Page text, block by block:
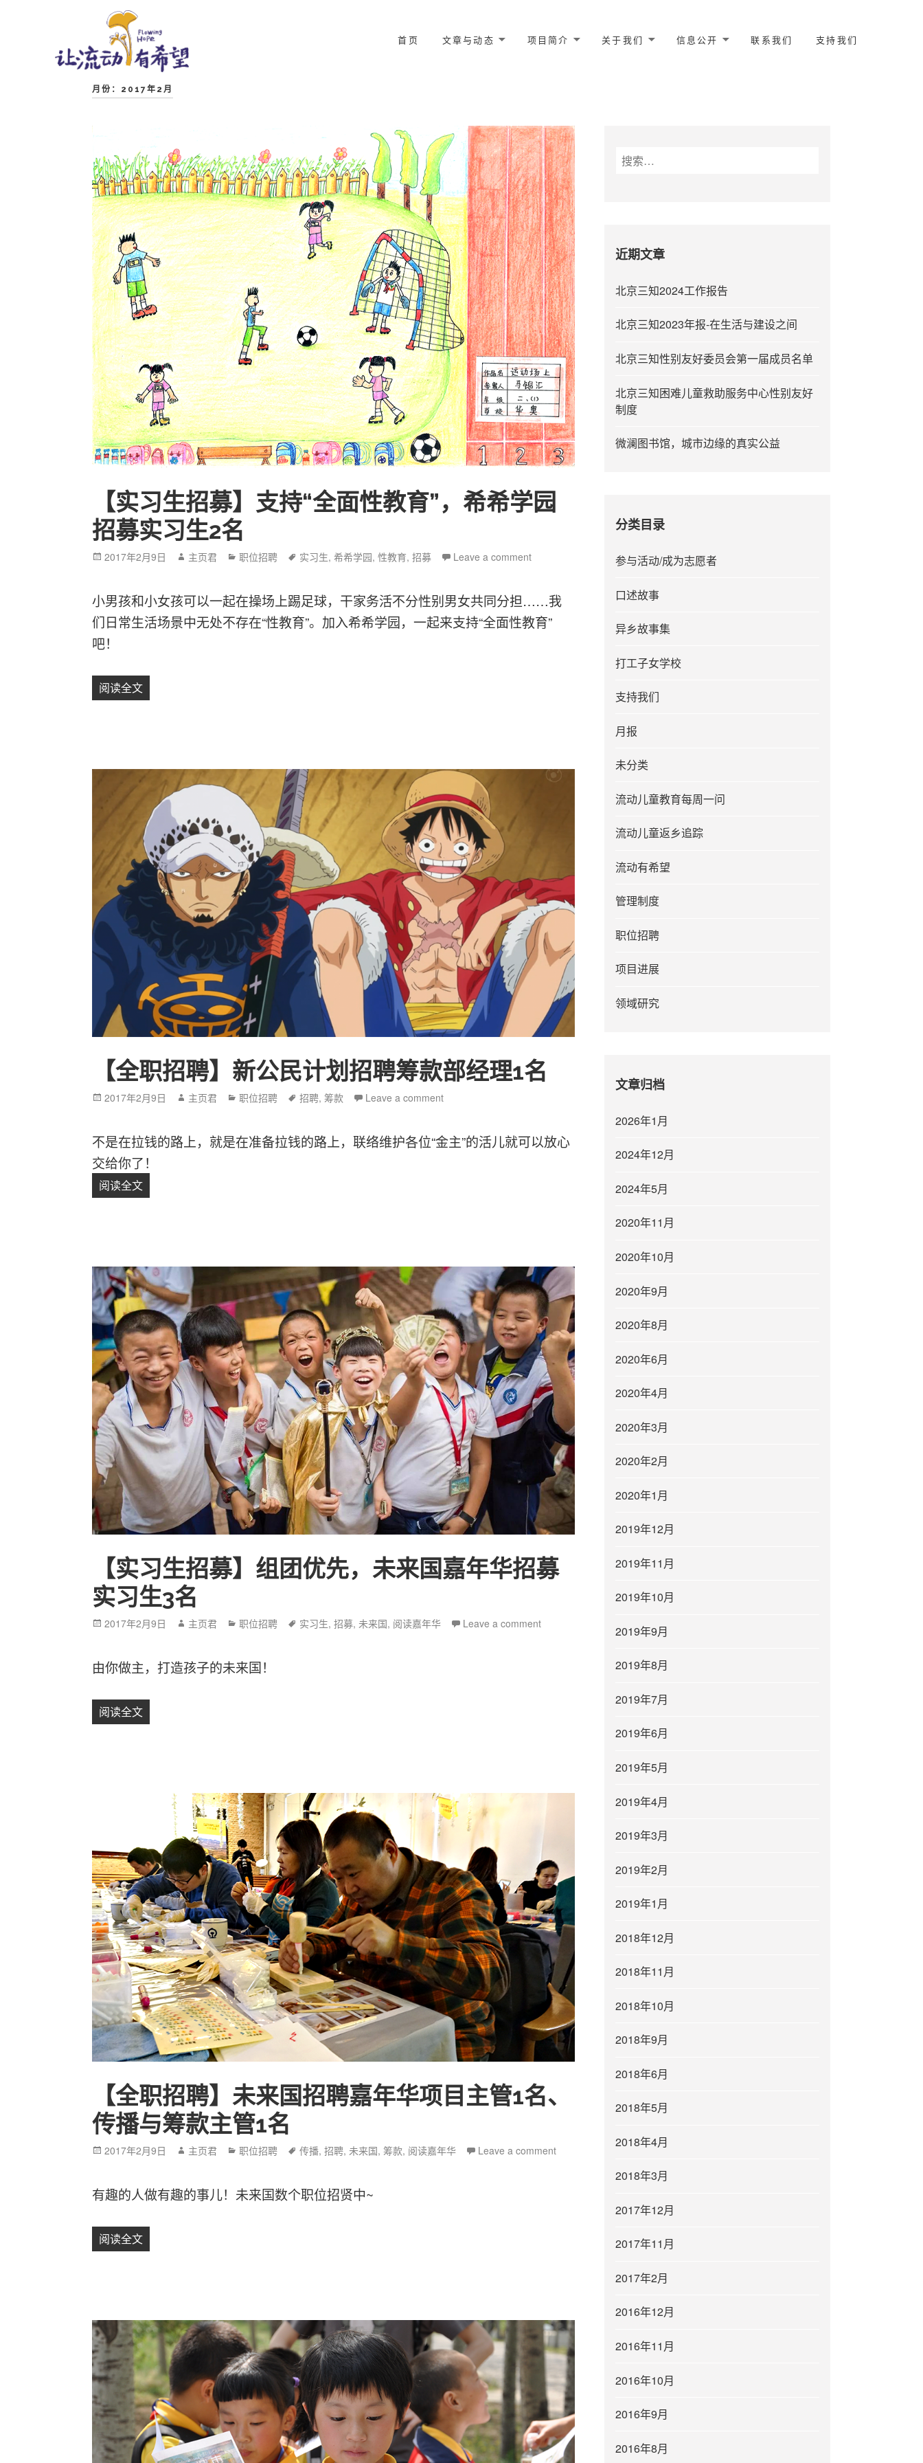
首页 文章与动态 项目简介 关于我们 信息公开 联系我们 支持我们
月份：2017年2月
【实习生招募】支持“全面性教育”，希希学园
招募实习生2名
Posted
2017年2月9日 Author
主页君 Categories
职位招聘 Tags
实习生,希希学园,性教育,招募 Leave a comment
小男孩和小女孩可以一起在操场上踢足球，干家务活不分性别男女共同分担……我
们日常生活场景中无处不存在“性教育”。加入希希学园，一起来支持“全面性教育”
吧！
阅读全文
【全职招聘】新公民计划招聘筹款部经理1名
Posted
2017年2月9日 Author
主页君 Categories
职位招聘 Tags
招聘,筹款 Leave a comment
不是在拉钱的路上，就是在准备拉钱的路上，联络维护各位“金主”的活儿就可以放心
交给你了！
阅读全文
【实习生招募】组团优先，未来国嘉年华招募
实习生3名
Posted
2017年2月9日 Author
主页君 Categories
职位招聘 Tags
实习生,招募, 未来国, 阅读嘉年华 Leave a comment
由你做主，打造孩子的未来国！
阅读全文
【全职招聘】未来国招聘嘉年华项目主管1名、
传播与筹款主管1名
Posted
2017年2月9日 Author
主页君 Categories
职位招聘 Tags
传播,招聘, 未来国,筹款, 阅读嘉年华 Leave a comment
有趣的人做有趣的事儿！未来国数个职位招贤中~
阅读全文
搜
索
近期文章
北京三知2024工作报告
北京三知2023年报-在生活与建设之间
北京三知性别友好委员会第一届成员名单
北京三知困难儿童救助服务中心性别友好
制度
微澜图书馆，城市边缘的真实公益
分类目录
参与活动/成为志愿者
口述故事
异乡故事集
打工子女学校
支持我们
月报
未分类
流动儿童教育每周一问
流动儿童返乡追踪
流动有希望
管理制度
职位招聘
项目进展
领域研究
文章归档
2026年1月
2024年12月
2024年5月
2020年11月
2020年10月
2020年9月
2020年8月
2020年6月
2020年4月
2020年3月
2020年2月
2020年1月
2019年12月
2019年11月
2019年10月
2019年9月
2019年8月
2019年7月
2019年6月
2019年5月
2019年4月
2019年3月
2019年2月
2019年1月
2018年12月
2018年11月
2018年10月
2018年9月
2018年6月
2018年5月
2018年4月
2018年3月
2017年12月
2017年11月
2017年2月
2016年12月
2016年11月
2016年10月
2016年9月
2016年8月